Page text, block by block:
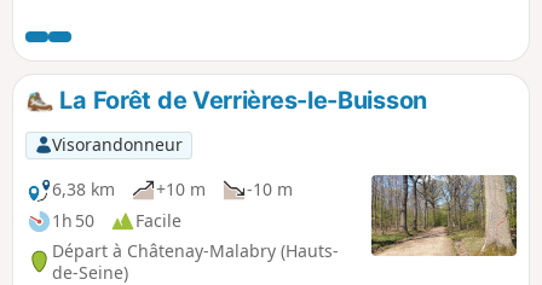
d'autant d'espaces verts surprend dans une région par
ailleurs fortement urbanisée.
La Forêt de Verrières-le-Buisson
Visorandonneur
6,38 km
+10 m
-10 m
1h 50
Facile
Départ à Châtenay-Malabry (Hauts-
de-Seine)